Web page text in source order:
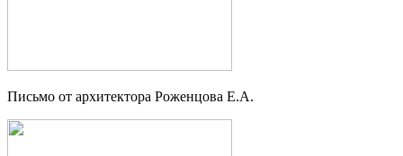
Письмо от архитектора Роженцова Е.А.